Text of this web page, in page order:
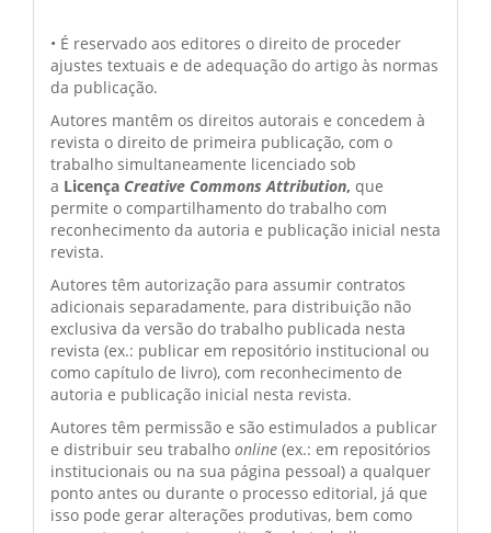
• É reservado aos editores o direito de proceder
ajustes textuais e de adequação do artigo às normas
da publicação.
Autores mantêm os direitos autorais e concedem à
revista o direito de primeira publicação, com o
trabalho simultaneamente licenciado sob
a Licença Creative Commons Attribution, que
permite o compartilhamento do trabalho com
reconhecimento da autoria e publicação inicial nesta
revista.
Autores têm autorização para assumir contratos
adicionais separadamente, para distribuição não
exclusiva da versão do trabalho publicada nesta
revista (ex.: publicar em repositório institucional ou
como capítulo de livro), com reconhecimento de
autoria e publicação inicial nesta revista.
Autores têm permissão e são estimulados a publicar
e distribuir seu trabalho online (ex.: em repositórios
institucionais ou na sua página pessoal) a qualquer
ponto antes ou durante o processo editorial, já que
isso pode gerar alterações produtivas, bem como